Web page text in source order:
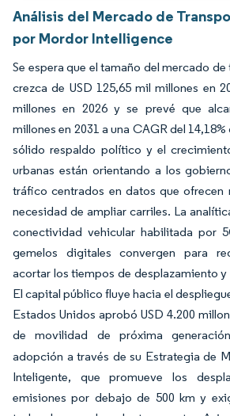
Análisis del Mercado de
por Mordor Intelligence
Se espera que el tamaño del mercado
crezca de USD 125,65 mil millones en
millones en 2026 y se prevé que
millones en 2031 a una CAGR del
sólido respaldo político y el
urbanas están orientando a los
tráfico centrados en datos que ofrecen
necesidad de ampliar carriles. La
conectividad vehicular habilitada por
gemelos digitales convergen para
acortar los tiempos de desplazamiento
El capital público fluye hacia el
Estados Unidos aprobó USD 4.200
de movilidad de próxima
adopción a través de su Estrategia de
Inteligente, que promueve los
emisiones por debajo de 500 km y